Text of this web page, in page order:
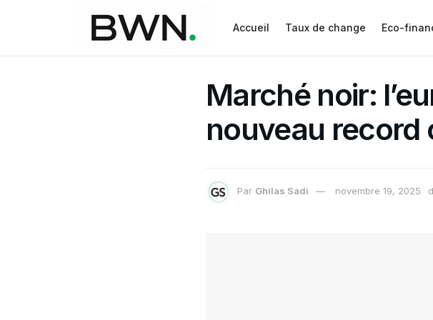
Accueil Taux de change Eco-
Marché noir:
nouveau record
Par Ghilas Sadi novembre 19, 2025